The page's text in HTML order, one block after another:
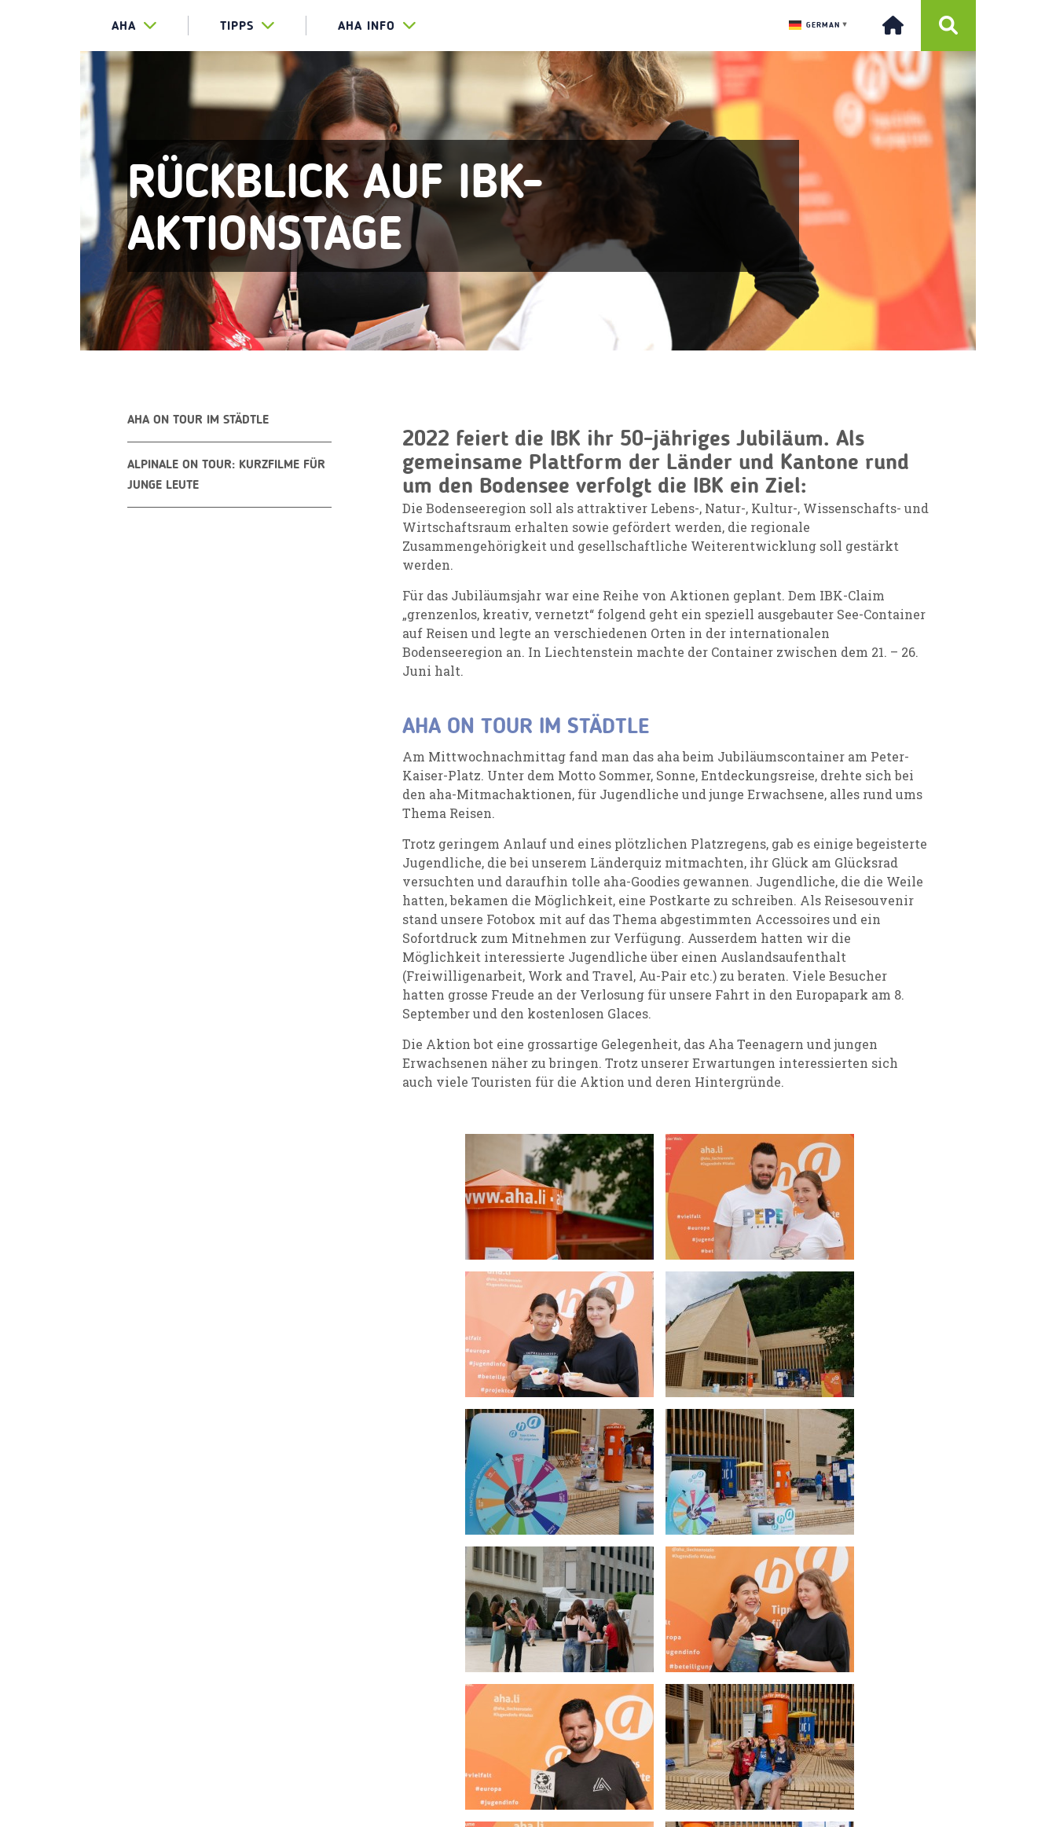
AHA TIPPS AHA INFO GERMAN ▼
RÜCKBLICK AUF IBK-
AKTIONSTAGE
AHA ON TOUR IM STÄDTLE
ALPINALE ON TOUR: KURZFILME FÜR
JUNGE LEUTE
2022 feiert die IBK ihr 50-jähriges Jubiläum. Als
gemeinsame Plattform der Länder und Kantone rund
um den Bodensee verfolgt die IBK ein Ziel:
Die Bodenseeregion soll als attraktiver Lebens-, Natur-, Kultur-, Wissenschafts- und
Wirtschaftsraum erhalten sowie gefördert werden, die regionale
Zusammengehörigkeit und gesellschaftliche Weiterentwicklung soll gestärkt
werden.
Für das Jubiläumsjahr war eine Reihe von Aktionen geplant. Dem IBK-Claim
„grenzenlos, kreativ, vernetzt“ folgend geht ein speziell ausgebauter See-Container
auf Reisen und legte an verschiedenen Orten in der internationalen
Bodenseeregion an. In Liechtenstein machte der Container zwischen dem 21. – 26.
Juni halt.
AHA ON TOUR IM STÄDTLE
Am Mittwochnachmittag fand man das aha beim Jubiläumscontainer am Peter-
Kaiser-Platz. Unter dem Motto Sommer, Sonne, Entdeckungsreise, drehte sich bei
den aha-Mitmachaktionen, für Jugendliche und junge Erwachsene, alles rund ums
Thema Reisen.
Trotz geringem Anlauf und eines plötzlichen Platzregens, gab es einige begeisterte
Jugendliche, die bei unserem Länderquiz mitmachten, ihr Glück am Glücksrad
versuchten und daraufhin tolle aha-Goodies gewannen. Jugendliche, die die Weile
hatten, bekamen die Möglichkeit, eine Postkarte zu schreiben. Als Reisesouvenir
stand unsere Fotobox mit auf das Thema abgestimmten Accessoires und ein
Sofortdruck zum Mitnehmen zur Verfügung. Ausserdem hatten wir die
Möglichkeit interessierte Jugendliche über einen Auslandsaufenthalt
(Freiwilligenarbeit, Work and Travel, Au-Pair etc.) zu beraten. Viele Besucher
hatten grosse Freude an der Verlosung für unsere Fahrt in den Europapark am 8.
September und den kostenlosen Glaces.
Die Aktion bot eine grossartige Gelegenheit, das Aha Teenagern und jungen
Erwachsenen näher zu bringen. Trotz unserer Erwartungen interessierten sich
auch viele Touristen für die Aktion und deren Hintergründe.